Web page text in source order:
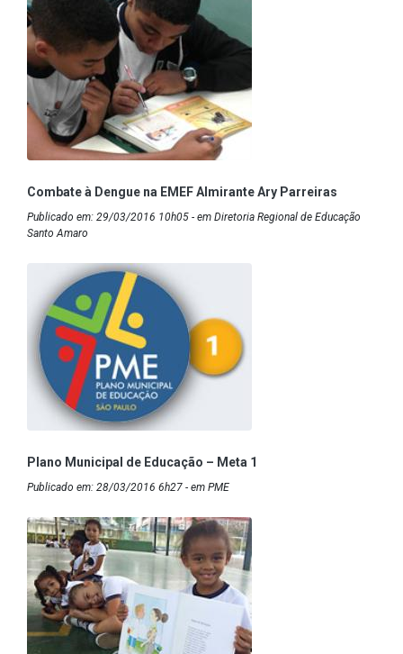
Combate à Dengue na EMEF Almirante Ary Parreiras
Publicado em: 29/03/2016 10h05 - em Diretoria Regional de Educação
Santo Amaro
Plano Municipal de Educação – Meta 1
Publicado em: 28/03/2016 6h27 - em PME